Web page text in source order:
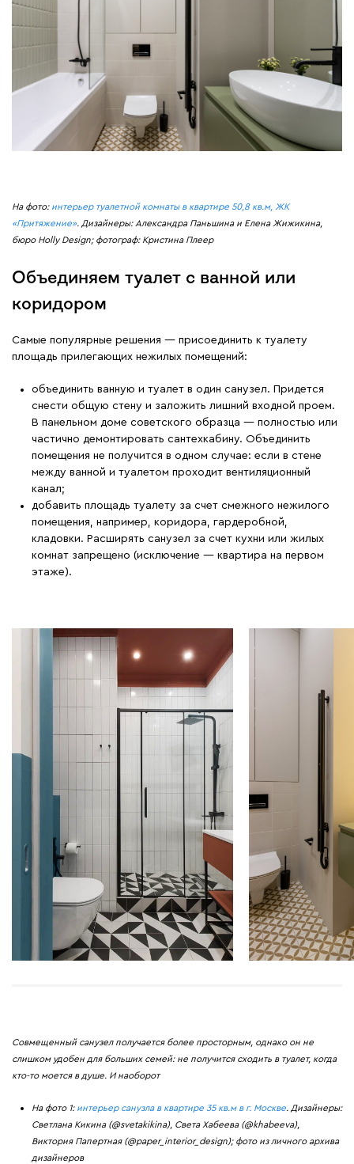
На фото: интерьер туалетной комнаты в квартире 50,8 кв.м, ЖК
«Притяжение». Дизайнеры: Александра Паньшина и Елена Жижикина,
бюро Holly Design; фотограф: Кристина Плеер
Объединяем туалет с ванной или
коридором
Самые популярные решения — присоединить к туалету
площадь прилегающих нежилых помещений:
объединить ванную и туалет в один санузел. Придется
снести общую стену и заложить лишний входной проем.
В панельном доме советского образца — полностью или
частично демонтировать сантехкабину. Объединить
помещения не получится в одном случае: если в стене
между ванной и туалетом проходит вентиляционный
канал;
добавить площадь туалету за счет смежного нежилого
помещения, например, коридора, гардеробной,
кладовки. Расширять санузел за счет кухни или жилых
комнат запрещено (исключение — квартира на первом
этаже).
Совмещенный санузел получается более просторным, однако он не
слишком удобен для больших семей: не получится сходить в туалет, когда
кто-то моется в душе. И наоборот
На фото 1: интерьер санузла в квартире 35 кв.м в г. Москве. Дизайнеры:
Светлана Кикина (@svetakikina), Света Хабеева (@khabeeva),
Виктория Папертная (@paper_interior_design); фото из личного архива
дизайнеров